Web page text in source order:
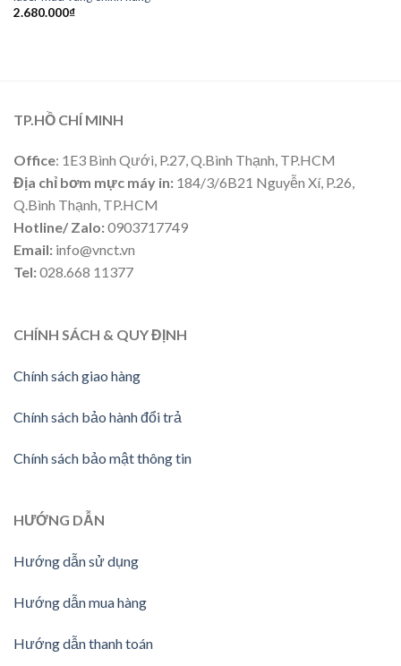
2.680.000₫
TP.HỒ CHÍ MINH
Office: 1E3 Bình Qưới, P.27, Q.Bình Thạnh, TP.HCM
Địa chỉ bơm mực máy in: 184/3/6B21 Nguyễn Xí, P.26,
Q.Bình Thạnh, TP.HCM
Hotline/ Zalo:0903717749
Email: info@vnct.vn
Tel:028.668 11377
CHÍNH SÁCH & QUY ĐỊNH
Chính sách giao hàng
Chính sách bảo hành đổi trả
Chính sách bảo mật thông tin
HƯỚNG DẪN
Hướng dẫn sử dụng
Hướng dẫn mua hàng
Hướng dẫn thanh toán